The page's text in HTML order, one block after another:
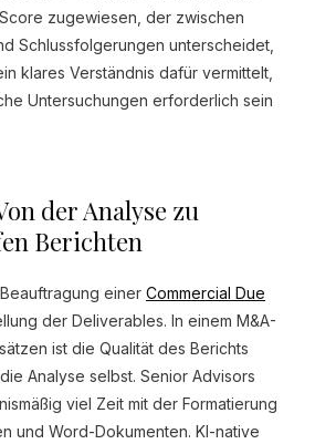
zugewiesen, der zwischen
Schlussfolgerungen unterscheidet,
klares Verständnis dafür vermittelt,
Untersuchungen erforderlich sein
der Analyse zu
Berichten
einer Commercial Due
der Deliverables. In einem M&A-
ist die Qualität des Berichts
Analyse selbst. Senior Advisors
viel Zeit mit der Formatierung
und Word-Dokumenten. KI-native